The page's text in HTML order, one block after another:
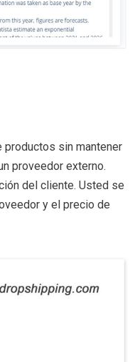
sin mantener
proveedor externo.
del cliente. Usted se
y el precio de